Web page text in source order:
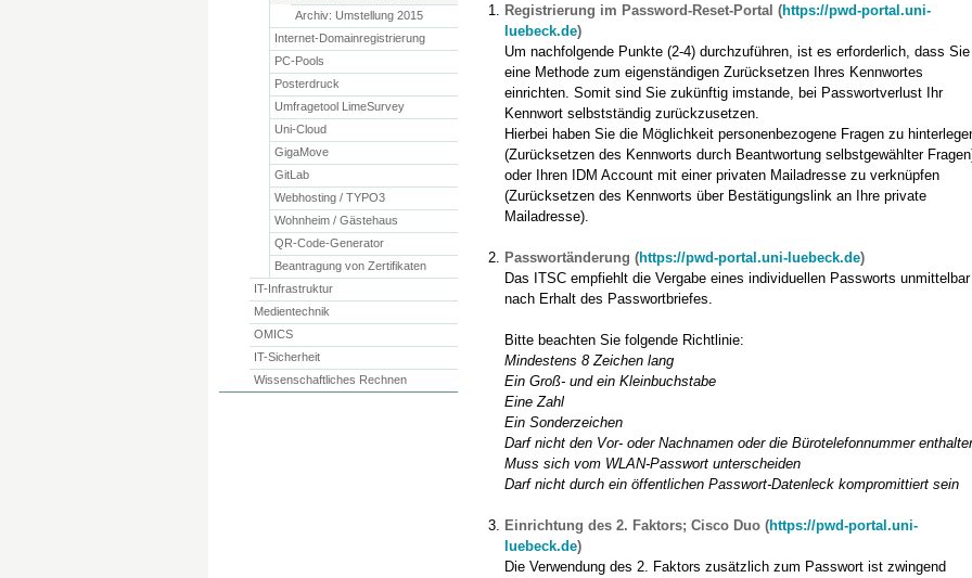
Registrierung im Password-Reset-Portal (https://pwd-portal.uni-
luebeck.de)
Um nachfolgende Punkte (2-4) durchzuführen, ist es erforderlich, dass Sie
eine Methode zum eigenständigen Zurücksetzen Ihres Kennwortes
einrichten. Somit sind Sie zukünftig imstande, bei Passwortverlust Ihr
Kennwort selbstständig zurückzusetzen.
Hierbei haben Sie die Möglichkeit personenbezogene Fragen zu
(Zurücksetzen des Kennworts durch Beantwortung selbstgewählter
oder Ihren IDM Account mit einer privaten Mailadresse zu verknüpfen
(Zurücksetzen des Kennworts über Bestätigungslink an Ihre private
Mailadresse).
Passwortänderung (https://pwd-portal.uni-luebeck.de)
Das ITSC empfiehlt die Vergabe eines individuellen Passworts unmittelbar
nach Erhalt des Passwortbriefes.
Bitte beachten Sie folgende Richtlinie:
Mindestens 8 Zeichen lang
Ein Groß- und ein Kleinbuchstabe
Eine Zahl
Ein Sonderzeichen
Darf nicht den Vor- oder Nachnamen oder die Bürotelefonnummer
Muss sich vom WLAN-Passwort unterscheiden
Darf nicht durch ein öffentlichen Passwort-Datenleck kompromittiert sein
Einrichtung des 2. Faktors; Cisco Duo (https://pwd-portal.uni-
luebeck.de)
Die Verwendung des 2. Faktors zusätzlich zum Passwort ist zwingend
Archiv: Umstellung 2015
Internet-Domainregistrierung
PC-Pools
Posterdruck
Umfragetool LimeSurvey
Uni-Cloud
GigaMove
GitLab
Webhosting / TYPO3
Wohnheim / Gästehaus
QR-Code-Generator
Beantragung von Zertifikaten
IT-Infrastruktur
Medientechnik
OMICS
IT-Sicherheit
Wissenschaftliches Rechnen